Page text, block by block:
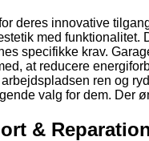
deres innovative
med
specifikke krav.
at reducere
ren og
valg for dem. Der
&